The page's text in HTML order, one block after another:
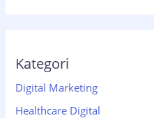
Kategori
Digital Marketing
Healthcare Digital